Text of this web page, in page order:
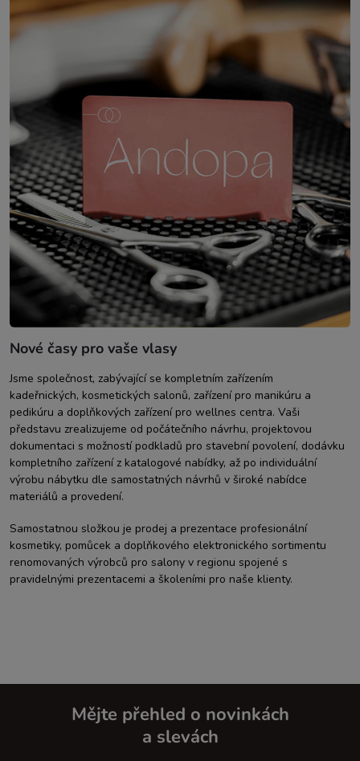
Nové časy pro vaše vlasy
Jsme společnost, zabývající se kompletním zařízením
kadeřnických, kosmetických salonů, zařízení pro manikúru a
pedikúru a doplňkových zařízení pro wellnes centra. Vaši
představu zrealizujeme od počátečního návrhu, projektovou
dokumentaci s možností podkladů pro stavební povolení, dodávku
kompletního zařízení z katalogové nabídky, až po individuální
výrobu nábytku dle samostatných návrhů v široké nabídce
materiálů a provedení.
Samostatnou složkou je prodej a prezentace profesionální
kosmetiky, pomůcek a doplňkového elektronického sortimentu
renomovaných výrobců pro salony v regionu spojené s
pravidelnými prezentacemi a školeními pro naše klienty.
Mějte přehled o novinkách
a slevách